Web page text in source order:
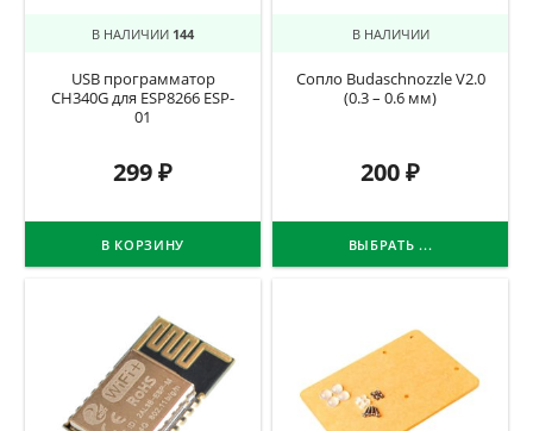
В НАЛИЧИИ 144
USB программатор
CH340G для ESP8266 ESP-
01
299₽
В КОРЗИНУ
В НАЛИЧИИ
Сопло Budaschnozzle V2.0
(0.3 – 0.6 мм)
200₽
ВЫБРАТЬ ...